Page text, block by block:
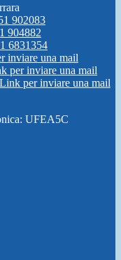
902083
904882
6831354
inviare una mail
per inviare una mail
Link per inviare una mail
UFEA5C